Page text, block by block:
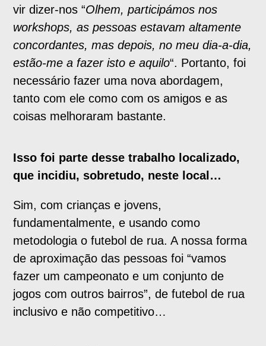
vir dizer-nos “Olhem, participámos nos
workshops, as pessoas estavam altamente
concordantes, mas depois, no meu dia-a-dia,
estão-me a fazer isto e aquilo“. Portanto, foi
necessário fazer uma nova abordagem,
tanto com ele como com os amigos e as
coisas melhoraram bastante.
Isso foi parte desse trabalho localizado,
que incidiu, sobretudo, neste local…
Sim, com crianças e jovens,
fundamentalmente, e usando como
metodologia o futebol de rua. A nossa forma
de aproximação das pessoas foi “vamos
fazer um campeonato e um conjunto de
jogos com outros bairros”, de futebol de rua
inclusivo e não competitivo…